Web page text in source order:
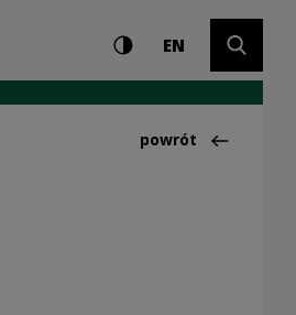
|
i
Wysoki kontrast
ENCHANGE
Powrót
powrót